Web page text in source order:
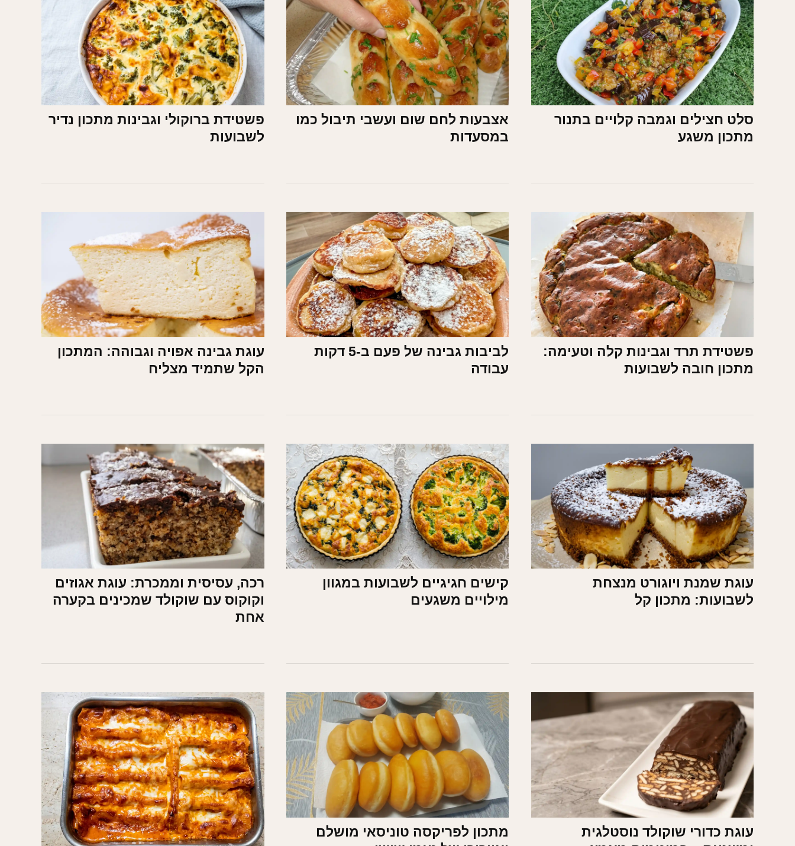
סלט חצילים וגמבה קלויים בתנור
מתכון משגע
אצבעות לחם שום ועשבי תיבול כמו
במסעדות
פשטידת ברוקולי וגבינות מתכון נדיר
לשבועות
פשטידת תרד וגבינות קלה וטעימה:
מתכון חובה לשבועות
לביבות גבינה של פעם ב-5 דקות
עבודה
עוגת גבינה אפויה וגבוהה: המתכון
הקל שתמיד מצליח
עוגת שמנת ויוגורט מנצחת
לשבועות: מתכון קל
קישים חגיגיים לשבועות במגוון
מילויים משגעים
רכה, עסיסית וממכרת: עוגת אגוזים
וקוקוס עם שוקולד שמכינים בקערה
אחת
עוגת כדורי שוקולד נוסטלגית
מתכון לפריקסה טוניסאי מושלם